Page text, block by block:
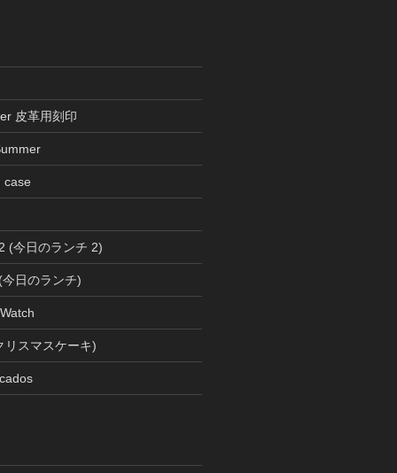
皮革用刻印
case
(今日のランチ 2)
今日のランチ)
リスマスケーキ)